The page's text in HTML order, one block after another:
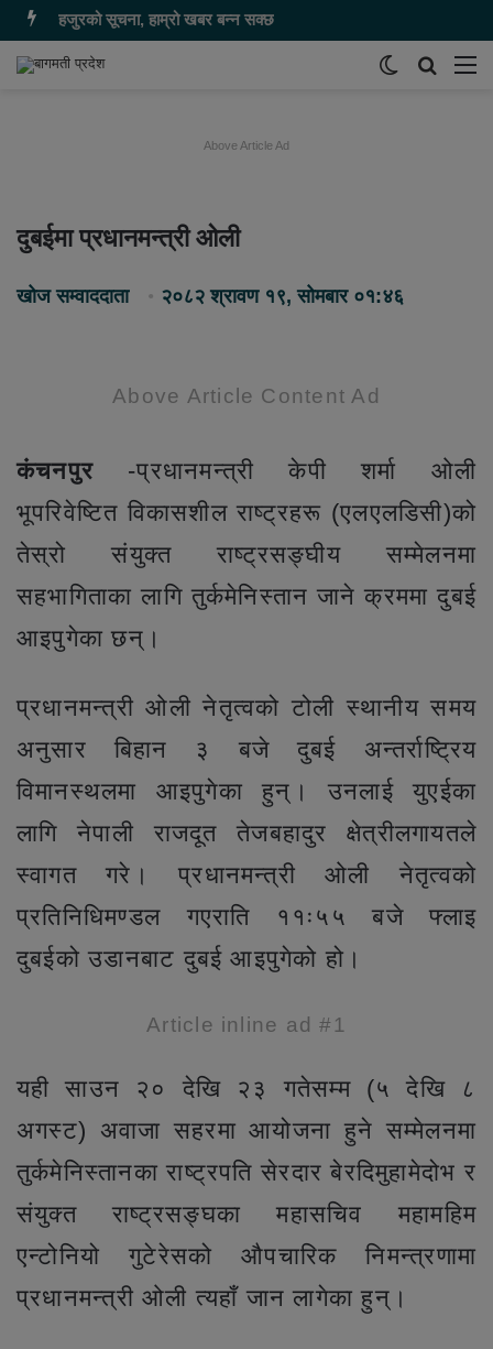
हजुरको सूचना, हाम्रो खबर बन्न सक्छ
समाचार
Switch
Above Article Ad
दुबईमा प्रधानमन्त्री ओली
खोज सम्वाददाता २०८२ श्रावण १९, सोमबार ०१:४६
Above Article Content Ad
कंचनपुर -प्रधानमन्त्री केपी शर्मा ओली
भूपरिवेष्टित विकासशील राष्ट्रहरू (एलएलडिसी)को
तेस्रो संयुक्त राष्ट्रसङ्घीय सम्मेलनमा
सहभागिताका लागि तुर्कमेनिस्तान जाने क्रममा दुबई
आइपुगेका छन्।
प्रधानमन्त्री ओली नेतृत्वको टोली स्थानीय समय
अनुसार बिहान ३ बजे दुबई अन्तर्राष्ट्रिय
विमानस्थलमा आइपुगेका हुन्। उनलाई युएईका
लागि नेपाली राजदूत तेजबहादुर क्षेत्रीलगायतले
स्वागत गरे। प्रधानमन्त्री ओली नेतृत्वको
प्रतिनिधिमण्डल गएराति ११ः५५ बजे फ्लाइ
दुबईको उडानबाट दुबई आइपुगेको हो।
Article inline ad #1
यही साउन २० देखि २३ गतेसम्म (५ देखि ८
अगस्ट) अवाजा सहरमा आयोजना हुने सम्मेलनमा
तुर्कमेनिस्तानका राष्ट्रपति सेरदार बेरदिमुहामेदोभ र
संयुक्त राष्ट्रसङ्घका महासचिव महामहिम
एन्टोनियो गुटेरेसको औपचारिक निमन्त्रणामा
प्रधानमन्त्री ओली त्यहाँ जान लागेका हुन्।